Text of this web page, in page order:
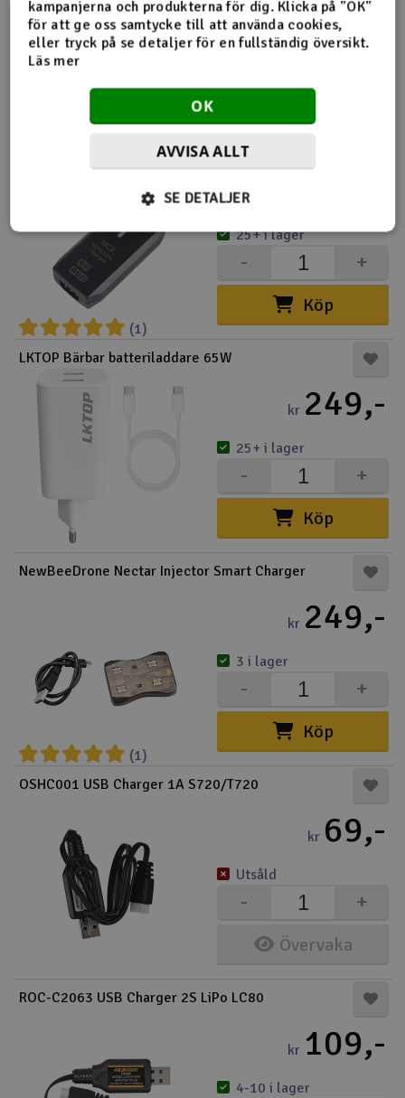
Övervaka
+
-
Utsåld
ISDT UC2 - 1-2S LiPo balansladdare
(1)
Köp
+
-
25+ i lager
LKTOP Bärbar batteriladdare 65W
kr 249,-
Köp
+
-
25+ i lager
NewBeeDrone Nectar Injector Smart Charger
(1)
kr 249,-
Köp
+
-
3 i lager
OSHC001 USB Charger 1A S720/T720
kr 69,-
Övervaka
+
-
Utsåld
ROC-C2063 USB Charger 2S LiPo LC80
kr 109,-
4-10 i lager
kampanjerna och produkterna för dig. Klicka på "OK"
för att ge oss samtycke till att använda cookies,
eller tryck på se detaljer för en fullständig översikt.
Läs mer
OK
AVVISA ALLT
SE DETALJER